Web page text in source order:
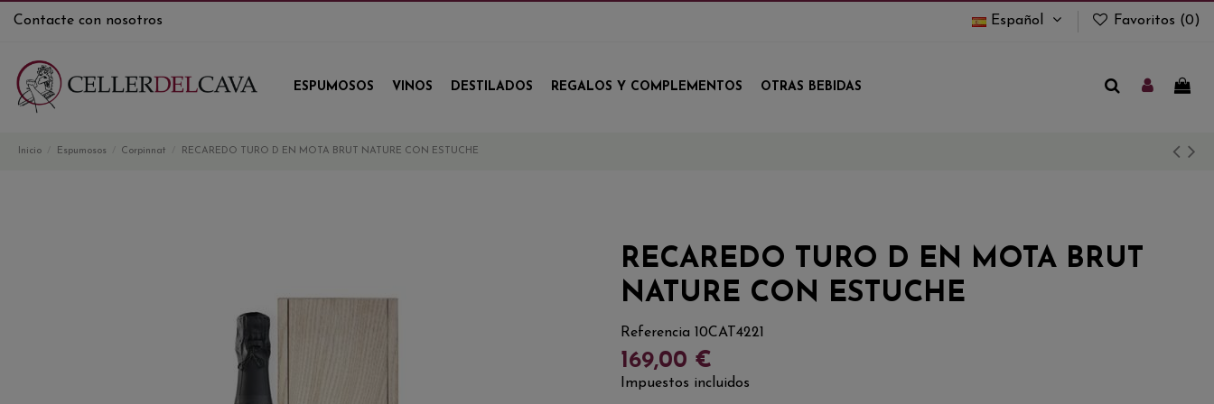
Contacte con nosotros Español Favoritos (0)
ESPUMOSOS VINOS DESTILADOS REGALOS Y COMPLEMENTOS OTRAS BEBIDAS
Inicio Espumosos Corpinnat RECAREDO TURO D EN MOTA BRUT NATURE CON ESTUCHE
RECAREDO TURO D EN MOTA BRUT
NATURE CON ESTUCHE
Referencia 10CAT4221
169,00 €
Impuestos incluidos